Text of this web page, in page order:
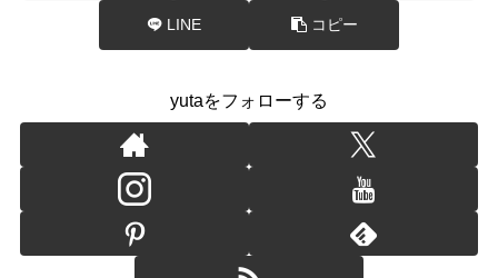
LINE コピー
yutaをフォローする